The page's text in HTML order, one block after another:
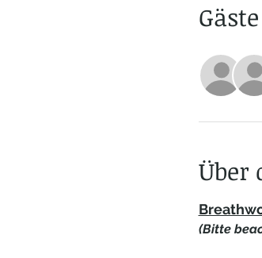
Gäste
Über
(Bitte